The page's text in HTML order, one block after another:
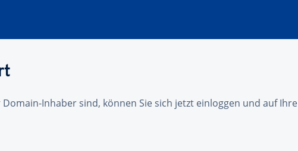
Inhaber sind, können Sie sich jetzt einloggen und auf Ihre